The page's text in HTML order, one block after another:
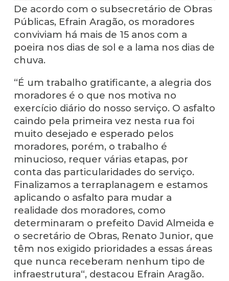
De acordo com o subsecretário de Obras
Públicas, Efrain Aragão, os moradores
conviviam há mais de 15 anos com a
poeira nos dias de sol e a lama nos dias de
chuva.
“É um trabalho gratificante, a alegria dos
moradores é o que nos motiva no
exercício diário do nosso serviço. O asfalto
caindo pela primeira vez nesta rua foi
muito desejado e esperado pelos
moradores, porém, o trabalho é
minucioso, requer várias etapas, por
conta das particularidades do serviço.
Finalizamos a terraplanagem e estamos
aplicando o asfalto para mudar a
realidade dos moradores, como
determinaram o prefeito David Almeida e
o secretário de Obras, Renato Junior, que
têm nos exigido prioridades a essas áreas
que nunca receberam nenhum tipo de
infraestrutura“, destacou Efrain Aragão.